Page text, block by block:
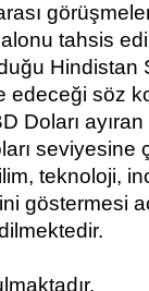
tahsis
Hindistan
söz
Doları
seviyesine
teknoloji,
göstermesi